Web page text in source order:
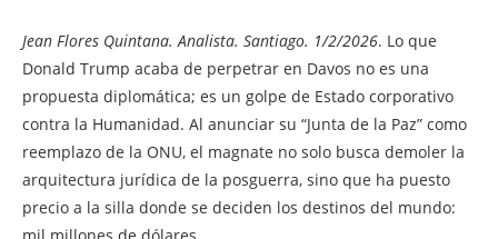
Jean Flores Quintana. Analista. Santiago. 1/2/2026. Lo que
Donald Trump acaba de perpetrar en Davos no es una
propuesta diplomática; es un golpe de Estado corporativo
contra la Humanidad. Al anunciar su “Junta de la Paz” como
reemplazo de la ONU, el magnate no solo busca demoler la
arquitectura jurídica de la posguerra, sino que ha puesto
precio a la silla donde se deciden los destinos del mundo: